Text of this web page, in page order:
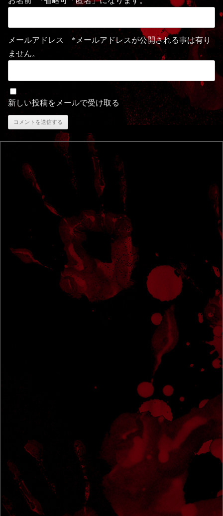
メールアドレス *メールアドレスが公開される事は有り
ません。
新しい投稿をメールで受け取る